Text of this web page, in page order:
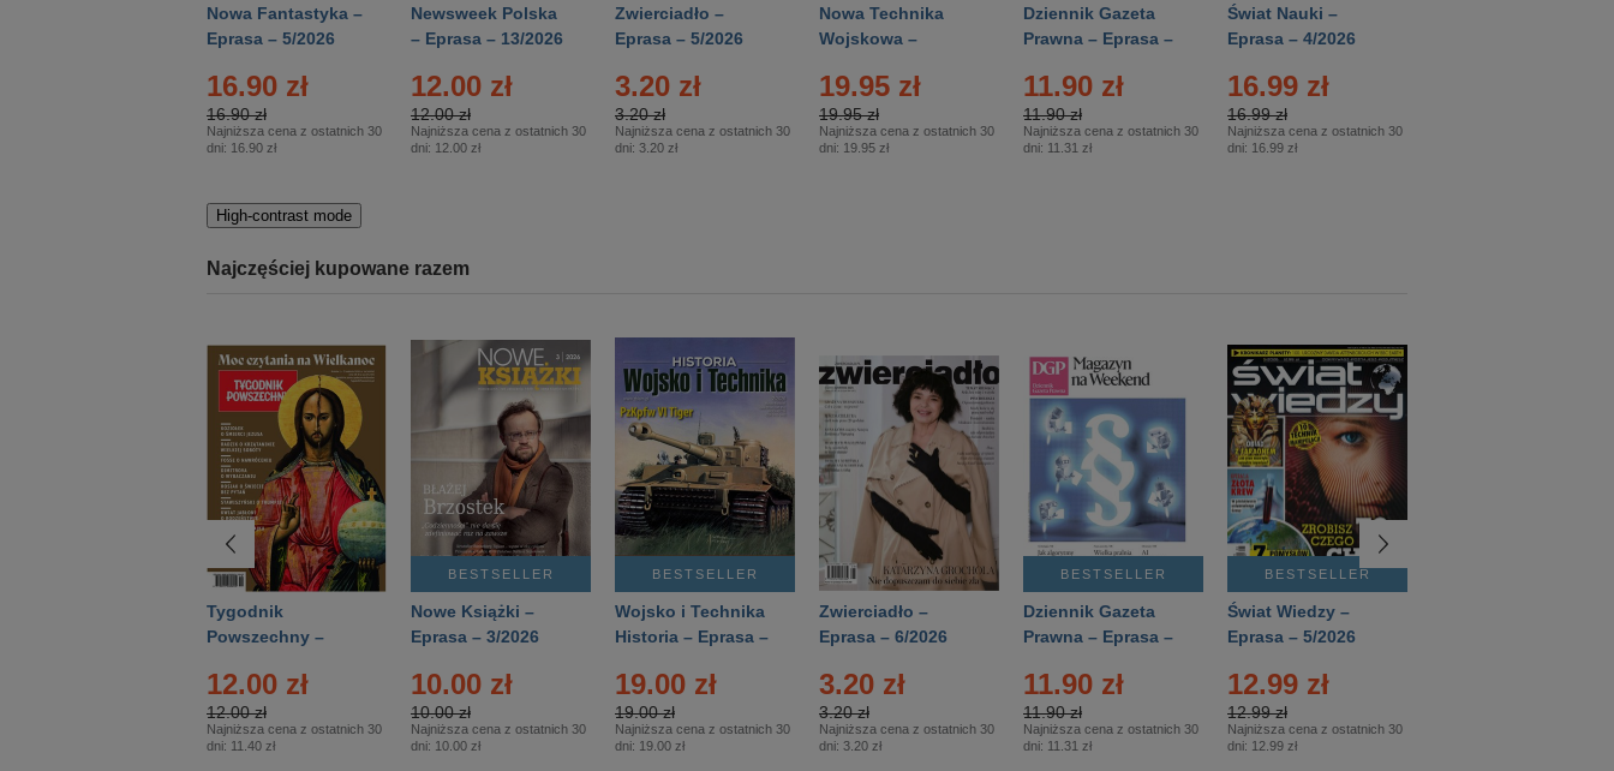
Nowa Fantastyka –
Eprasa – 5/2026
16.90 zł
16.90 zł
Najniższa cena z ostatnich 30
dni: 16.90 zł
Newsweek Polska
– Eprasa – 13/2026
12.00 zł
12.00 zł
Najniższa cena z ostatnich 30
dni: 12.00 zł
Zwierciadło –
Eprasa – 5/2026
3.20 zł
3.20 zł
Najniższa cena z ostatnich 30
dni: 3.20 zł
Nowa Technika
Wojskowa –
19.95 zł
19.95 zł
Najniższa cena z ostatnich 30
dni: 19.95 zł
Dziennik Gazeta
Prawna – Eprasa –
11.90 zł
11.90 zł
Najniższa cena z ostatnich 30
dni: 11.31 zł
Świat Nauki –
Eprasa – 4/2026
16.99 zł
16.99 zł
Najniższa cena z ostatnich 30
dni: 16.99 zł
High-contrast mode
Najczęściej kupowane razem
Tygodnik
Powszechny –
12.00 zł
12.00 zł
Najniższa cena z ostatnich 30
dni: 11.40 zł
BESTSELLER
Nowe Książki –
Eprasa – 3/2026
10.00 zł
10.00 zł
Najniższa cena z ostatnich 30
dni: 10.00 zł
BESTSELLER
Wojsko i Technika
Historia – Eprasa –
19.00 zł
19.00 zł
Najniższa cena z ostatnich 30
dni: 19.00 zł
Zwierciadło –
Eprasa – 6/2026
3.20 zł
3.20 zł
Najniższa cena z ostatnich 30
dni: 3.20 zł
BESTSELLER
Dziennik Gazeta
Prawna – Eprasa –
11.90 zł
11.90 zł
Najniższa cena z ostatnich 30
dni: 11.31 zł
BESTSELLER
Świat Wiedzy –
Eprasa – 5/2026
12.99 zł
12.99 zł
Najniższa cena z ostatnich 30
dni: 12.99 zł